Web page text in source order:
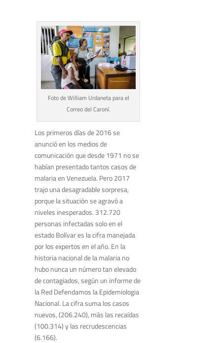
Foto de William Urdaneta para el
Correo del Caroní.
Los primeros días de 2016 se
anunció en los medios de
comunicación que desde 1971 no se
habían presentado tantos casos de
malaria en Venezuela. Pero 2017
trajo una desagradable sorpresa,
porque la situación se agravó a
niveles inesperados. 312.720
personas infectadas solo en el
estado Bolívar es la cifra manejada
por los expertos en el año. En la
historia nacional de la malaria no
hubo nunca un número tan elevado
de contagiados, según un informe de
la Red Defendamos la Epidemiologia
Nacional. La cifra suma los casos
nuevos, (206.240), más las recaídas
(100.314) y las recrudescencias
(6.166).